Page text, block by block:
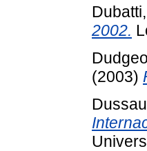
2002.
(2003)